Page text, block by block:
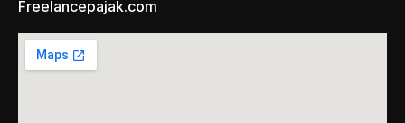
Freelancepajak.com